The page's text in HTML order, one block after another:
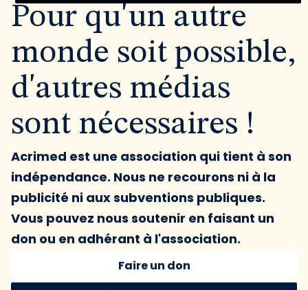
Pour qu'un autre
monde soit possible,
d'autres médias
sont nécessaires !
Acrimed est une association qui tient à son
indépendance. Nous ne recourons ni à la
publicité ni aux subventions publiques.
Vous pouvez nous soutenir en faisant un
don ou en adhérant à l'association.
Faire un don